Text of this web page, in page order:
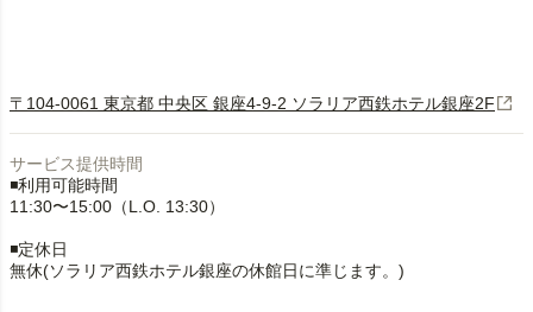
〒104-0061 東京都 中央区 銀座4-9-2 ソラリア西鉄ホテル銀座2F
サービス提供時間
◾️利用可能時間
11:30〜15:00（L.O. 13:30）
◾️定休日
無休(ソラリア西鉄ホテル銀座の休館日に準じます。)